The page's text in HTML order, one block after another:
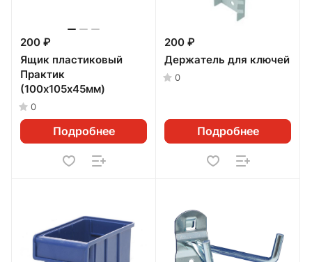
200 ₽
Ящик пластиковый
Практик
(100х105х45мм)
0
Подробнее
200 ₽
Держатель для ключей
0
Подробнее